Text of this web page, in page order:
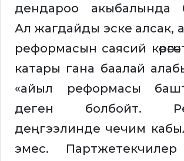
дендароо акыбалында
Ал жагдайды эске алсак,
реформасын саясий
катары гана баалай
«айыл реформасы
деген болбойт.
деңгээлинде чечим
эмес.